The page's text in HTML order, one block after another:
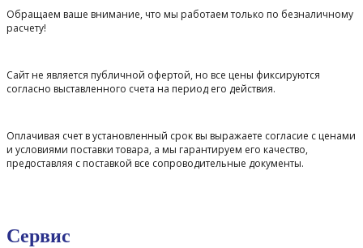
Обращаем ваше внимание, что мы работаем только по безналичному
расчету!
Сайт не является публичной офертой, но все цены фиксируются
согласно выставленного счета на период его действия.
Оплачивая счет в установленный срок вы выражаете согласие с ценами
и условиями поставки товара, а мы гарантируем его качество,
предоставляя с поставкой все сопроводительные документы.
Сервис